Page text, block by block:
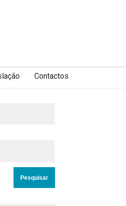
Contactos